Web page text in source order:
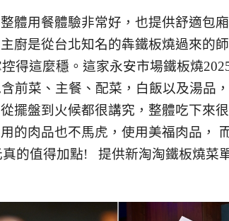
體用餐體驗非常好，也提供舒適包
廚是從台北知名的犇鐵板燒過來的
得這麼穩。這家永安市場鐵板燒
前菜、主餐、配菜，白飯以及湯品
擺盤到火候都很講究，整體吃下來
的肉品也不馬虎，使用美福肉品，
的值得加點! 提供新淘淘鐵板燒菜